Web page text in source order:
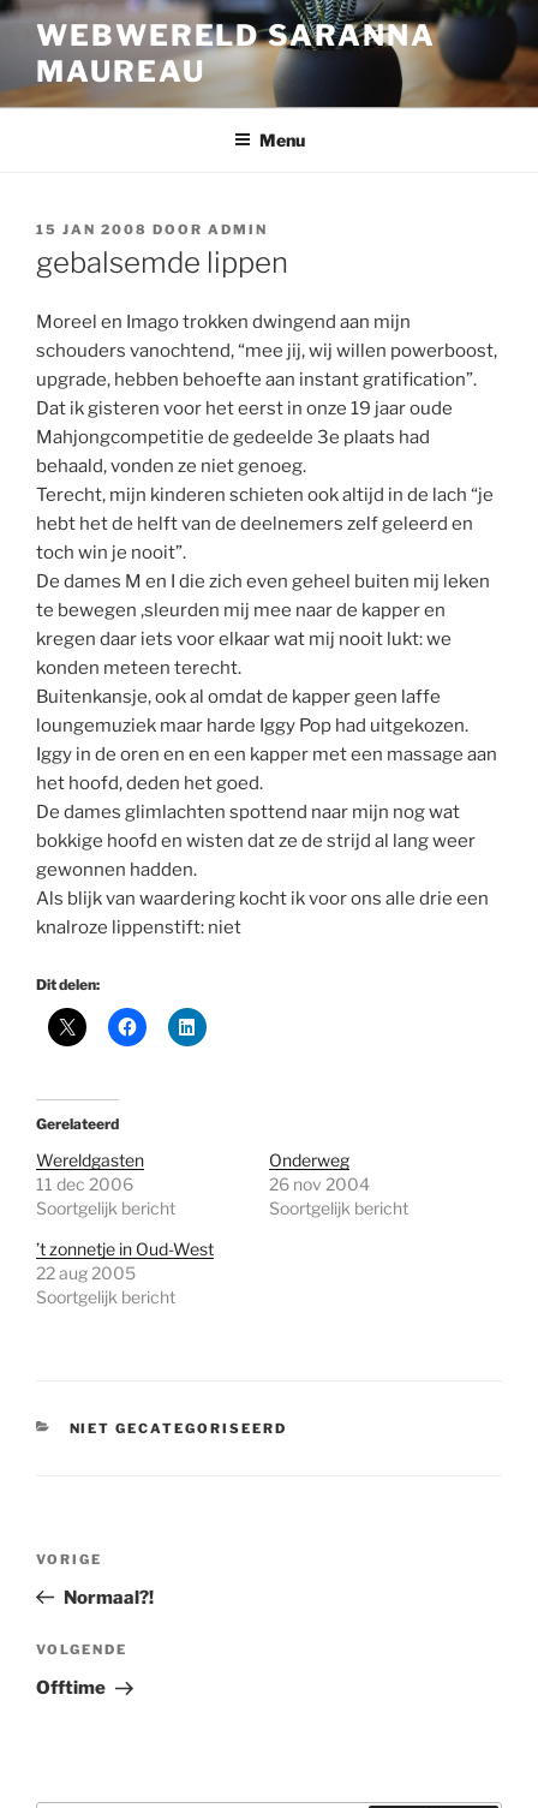
Ga
inhoud
WEBWERELD SARANNA
MAUREAU
Menu
GEPLAATST
15 JAN 2008 DOOR ADMIN
gebalsemde lippen
Moreel en Imago trokken dwingend aan mijn
schouders vanochtend, “mee jij, wij willen powerboost,
upgrade, hebben behoefte aan instant gratification”.
Dat ik gisteren voor het eerst in onze 19 jaar oude
Mahjongcompetitie de gedeelde 3e plaats had
behaald, vonden ze niet genoeg.
Terecht, mijn kinderen schieten ook altijd in de lach “je
hebt het de helft van de deelnemers zelf geleerd en
toch win je nooit”.
De dames M en I die zich even geheel buiten mij leken
te bewegen ,sleurden mij mee naar de kapper en
kregen daar iets voor elkaar wat mij nooit lukt: we
konden meteen terecht.
Buitenkansje, ook al omdat de kapper geen laffe
loungemuziek maar harde Iggy Pop had uitgekozen.
Iggy in de oren en en een kapper met een massage aan
het hoofd, deden het goed.
De dames glimlachten spottend naar mijn nog wat
bokkige hoofd en wisten dat ze de strijd al lang weer
gewonnen hadden.
Als blijk van waardering kocht ik voor ons alle drie een
knalroze lippenstift: niet
Dit delen:
Gerelateerd
Wereldgasten
11 dec 2006
Soortgelijk bericht
Onderweg
26 nov 2004
Soortgelijk bericht
’t zonnetje in Oud-West
22 aug 2005
Soortgelijk bericht
CATEGORIEËN
NIET GECATEGORISEERD
Vorig
bericht
VORIGE
Normaal?!
Volgend
bericht
VOLGENDE
Offtime